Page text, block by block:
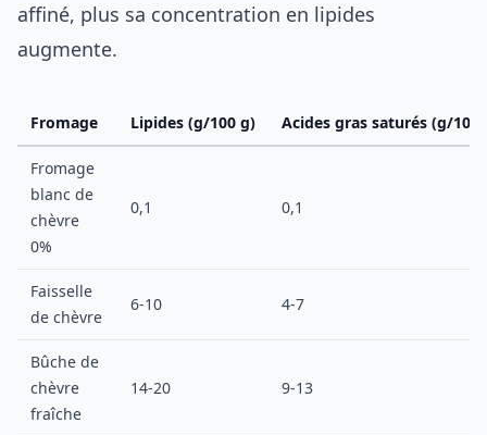
affiné, plus sa concentration en lipides
augmente.
Fromage Lipides (g/100 g) Acides gras saturés (g/100
Fromage
blanc de
chèvre
0%
0,1 0,1
Faisselle
de chèvre
6-10 4-7
Bûche de
chèvre
fraîche
14-20 9-13